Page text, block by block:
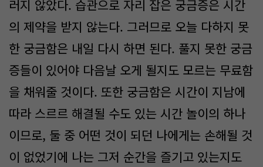
러지 않았다. 습관으로 자리 잡은 궁금증은 시간
의 제약을 받지 않는다. 그러므로 오늘 다하지 못
한 궁금함은 내일 다시 하면 된다. 풀지 못한 궁금
증들이 있어야 다음날 오게 될지도 모르는 무료함
을 채워줄 것이다. 또한 궁금함은 시간이 지남에
따라 스르르 해결될 수도 있는 시간 놀이의 하나
이므로, 둘 중 어떤 것이 되던 나에게는 손해될 것
이 없었기에 나는 그저 순간을 즐기고 있는지도